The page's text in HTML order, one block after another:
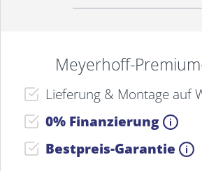
Meyerhoff-
Lieferung & Montage auf
0% Finanzierung
Bestpreis-Garantie